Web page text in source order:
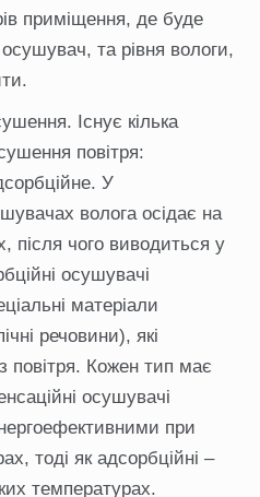
приміщення, де буде
та рівня вологи,
Існує кілька
повітря:
У
волога осідає на
після чого виводиться у
осушувачі
матеріали
речовини), які
повітря. Кожен тип має
осушувачі
при
тоді як адсорбційні –
температурах.